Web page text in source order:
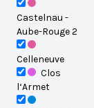
Castelnau -
Aube-Rouge 2
Celleneuve
Clos
l‘Armet